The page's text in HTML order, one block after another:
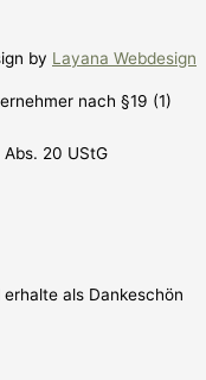
by Layana Webdesign
nach §19 (1)
20 UStG
als Dankeschön